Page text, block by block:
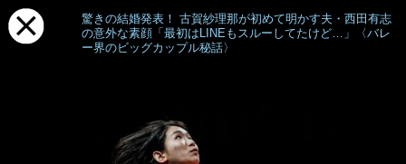
驚きの結婚発表！ 古賀紗理那が初めて明かす夫・西田有志
の意外な素顔「最初はLINEもスルーしてたけど…」〈バレ
ー界のビッグカップル秘話〉